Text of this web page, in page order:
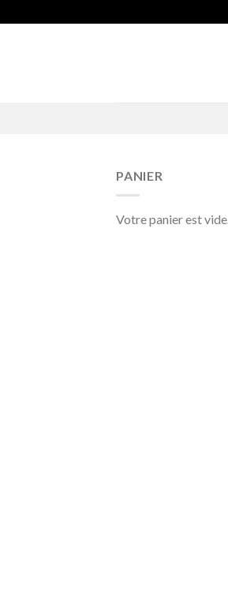
to
PANIER
Votre panier est vide.